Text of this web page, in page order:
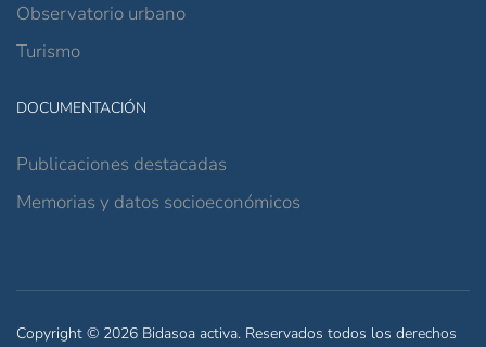
Observatorio urbano
Turismo
DOCUMENTACIÓN
Publicaciones destacadas
Memorias y datos socioeconómicos
Copyright © 2026 Bidasoa activa. Reservados todos los derechos